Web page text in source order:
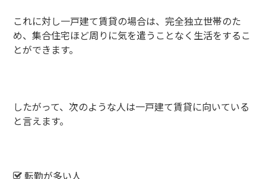
これに対し一戸建て賃貸の場合は、完全独立世帯のた
め、集合住宅ほど周りに気を遣うことなく生活をするこ
とができます。
したがって、次のような人は一戸建て賃貸に向いている
と言えます。
転勤が多い人